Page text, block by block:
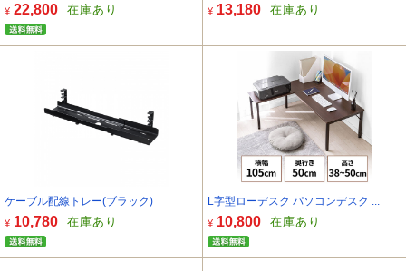
¥ 22,800 在庫あり ¥ 13,180 在庫あり
ケーブル配線トレー(ブラック)
¥ 10,780 在庫あり
L字型ローデスク パソコンデスク ...
¥ 10,800 在庫あり